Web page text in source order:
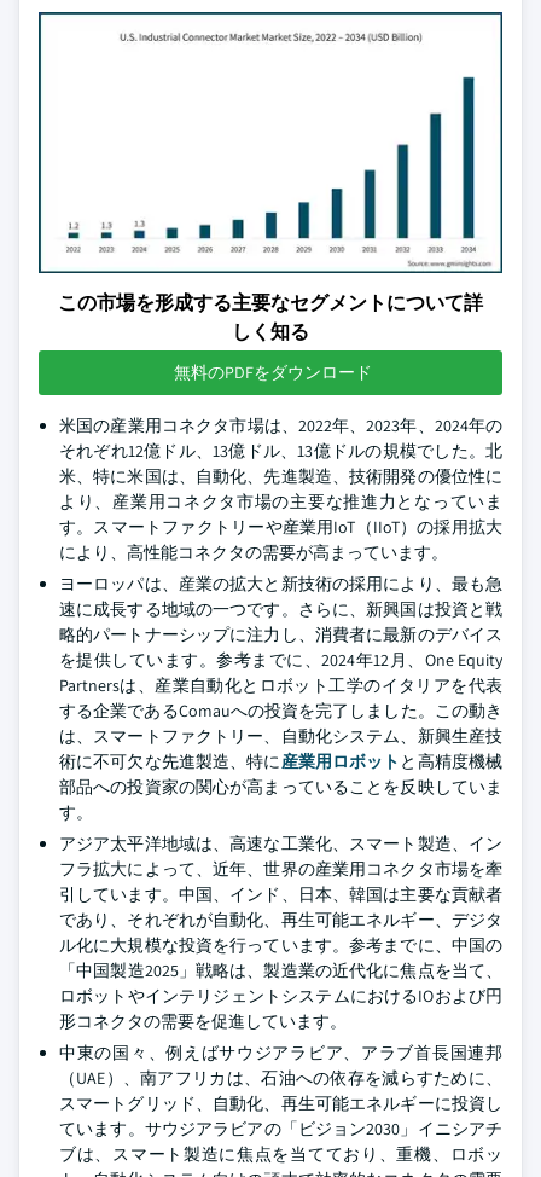
この市場を形成する主要なセグメントについて詳
しく知る
無料のPDFをダウンロード
米国の産業用コネクタ市場は、2022年、2023年、2024年の
それぞれ12億ドル、13億ドル、13億ドルの規模でした。北
米、特に米国は、自動化、先進製造、技術開発の優位性に
より、産業用コネクタ市場の主要な推進力となっていま
す。スマートファクトリーや産業用IoT（IIoT）の採用拡大
により、高性能コネクタの需要が高まっています。
ヨーロッパは、産業の拡大と新技術の採用により、最も急
速に成長する地域の一つです。さらに、新興国は投資と戦
略的パートナーシップに注力し、消費者に最新のデバイス
を提供しています。参考までに、2024年12月、One Equity
Partnersは、産業自動化とロボット工学のイタリアを代表
する企業であるComauへの投資を完了しました。この動き
は、スマートファクトリー、自動化システム、新興生産技
術に不可欠な先進製造、特に産業用ロボット と高精度機械
部品への投資家の関心が高まっていることを反映していま
す。
アジア太平洋地域は、高速な工業化、スマート製造、イン
フラ拡大によって、近年、世界の産業用コネクタ市場を牽
引しています。中国、インド、日本、韓国は主要な貢献者
であり、それぞれが自動化、再生可能エネルギー、デジタ
ル化に大規模な投資を行っています。参考までに、中国の
「中国製造2025」戦略は、製造業の近代化に焦点を当て、
ロボットやインテリジェントシステムにおけるIOおよび円
形コネクタの需要を促進しています。
中東の国々、例えばサウジアラビア、アラブ首長国連邦
（UAE）、南アフリカは、石油への依存を減らすために、
スマートグリッド、自動化、再生可能エネルギーに投資し
ています。サウジアラビアの「ビジョン2030」イニシアチ
ブは、スマート製造に焦点を当てており、重機、ロボッ